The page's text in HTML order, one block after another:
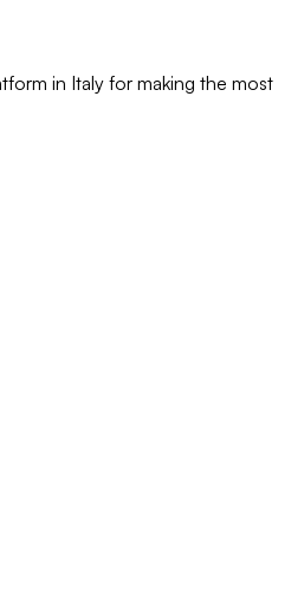
in Italy for making the most